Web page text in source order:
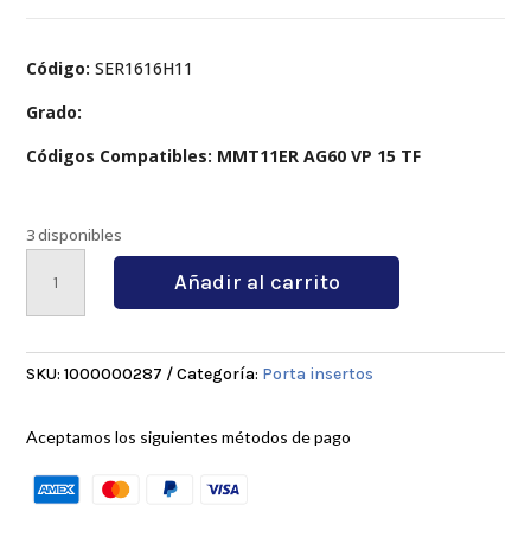
Código: SER1616H11
Grado:
Códigos Compatibles: MMT11ER AG60 VP 15 TF
3 disponibles
SER1616H11
cantidad
Añadir al carrito
SKU:1000000287 Categoría: Porta insertos
Aceptamos los siguientes métodos de pago